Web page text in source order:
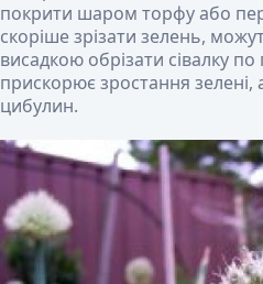
покрити шаром торфу або
скоріше зрізати зелень,
висадкою обрізати сівалку
прискорює зростання зелені,
цибулин.